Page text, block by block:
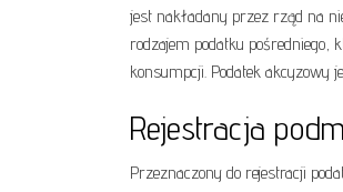
jest nakładany przez rząd na
rodzajem podatku pośredniego,
konsumpcji. Podatek akcyzowy
Rejestracja
Przeznaczony do rejestracji